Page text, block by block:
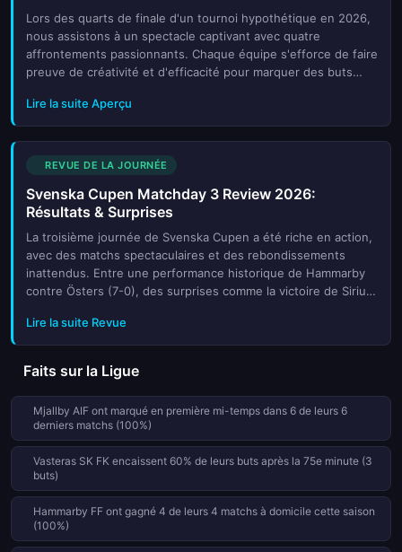
Lors des quarts de finale d'un tournoi hypothétique en 2026,
nous assistons à un spectacle captivant avec quatre
affrontements passionnants. Chaque équipe s'efforce de faire
preuve de créativité et d'efficacité pour marquer des buts
tactiques v
Lire la suite Aperçu
REVUE DE LA JOURNÉE
Svenska Cupen Matchday 3 Review 2026:
Résultats & Surprises
La troisième journée de Svenska Cupen a été riche en action,
avec des matchs spectaculaires et des rebondissements
inattendus. Entre une performance historique de Hammarby
contre Östers (7-0), des surprises comme la victoire de Sirius
dernière
Lire la suite Revue
Faits sur la Ligue
Mjallby AIF ont marqué en première mi-temps dans 6 de leurs 6
derniers matchs (100%)
Vasteras SK FK encaissent 60% de leurs buts après la 75e minute (3
buts)
Hammarby FF ont gagné 4 de leurs 4 matchs à domicile cette saison
(100%)